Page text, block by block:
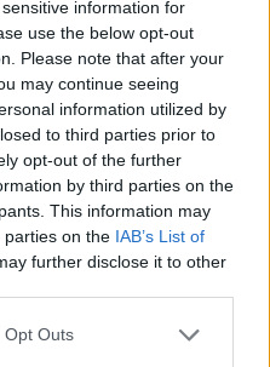
information for
use the below opt-out
Please note that after your
may continue seeing
information utilized by
to third parties prior to
opt-out of the further
by third parties on the
This information may
parties on the IAB’s List of
further disclose it to other
Opt Outs
a feltételeket,
kitörő örömmel.
a hétvégén Svájcban
első tárgyalási
számolt be J.
Trump újabb
Iránra. Kimondhatjuk,
Felboríthatja
a tartós tűzszünetet?
hisz
az iszlám